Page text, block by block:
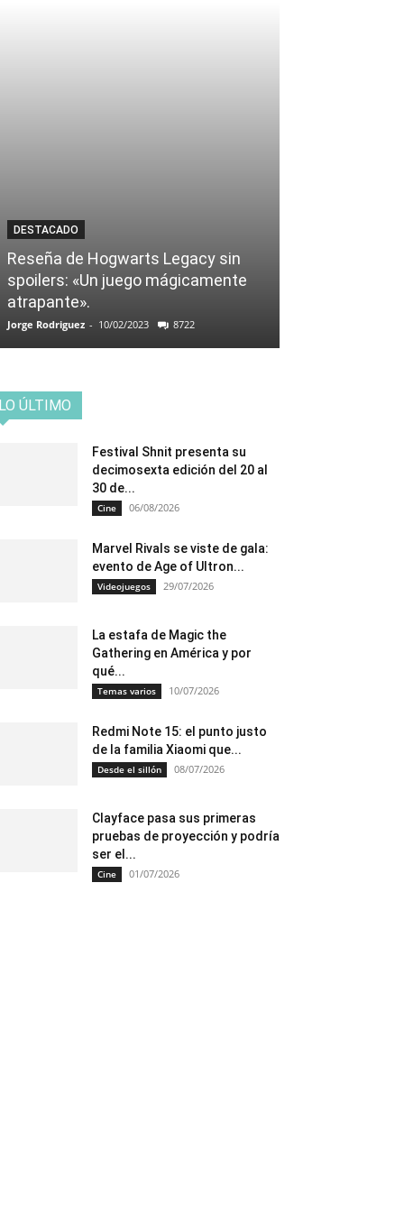
DESTACADO
Reseña de Hogwarts Legacy sin
spoilers: «Un juego mágicamente
atrapante».
Jorge Rodriguez - 10/02/2023 8722
LO ÚLTIMO
Festival Shnit presenta su
decimosexta edición del 20 al
30 de...
Cine 06/08/2026
Marvel Rivals se viste de gala:
evento de Age of Ultron...
Videojuegos 29/07/2026
La estafa de Magic the
Gathering en América y por
qué...
Temas varios 10/07/2026
Redmi Note 15: el punto justo
de la familia Xiaomi que...
Desde el sillón 08/07/2026
Clayface pasa sus primeras
pruebas de proyección y podría
ser el...
Cine 01/07/2026